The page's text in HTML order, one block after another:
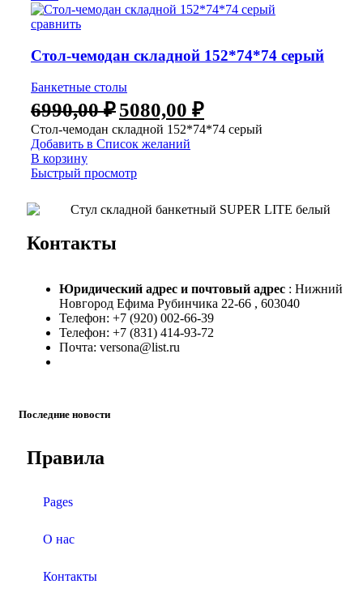
сравнить
Стол-чемодан складной 152*74*74 серый
Банкетные столы
6990,00₽5080,00 ₽
Стол-чемодан складной 152*74*74 серый
Добавить в Список желаний
В корзину
Быстрый просмотр
Контакты
Юридический адрес и почтовый адрес : Нижний
Новгород Ефима Рубинчика 22-66 , 603040
Телефон: +7 (920) 002-66-39
Телефон: +7 (831) 414-93-72
Почта: versona@list.ru
Последние новости
Правила
Pages
О нас
Контакты